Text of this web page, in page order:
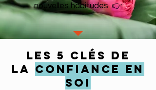
nouvelles habitudes 👉
les 5 clés de
la Confiance en
soi